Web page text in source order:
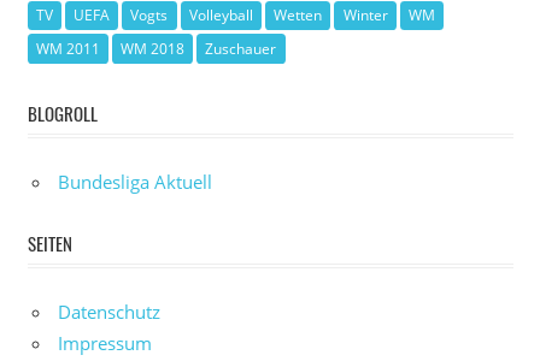
TV
UEFA Vogts Volleyball Wetten Winter
WM
WM 2011
WM 2018 Zuschauer
BLOGROLL
Bundesliga Aktuell
SEITEN
Datenschutz
Impressum